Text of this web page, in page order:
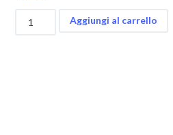
CONVERSIONE
Aggiungi al carrello